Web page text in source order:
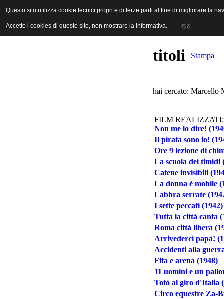
ANICA | Associazione Nazionale Industrie Cinematografiche
titoli | Stampa |
hai cercato: Marcello
FILM REALIZZATI:
Non me lo dire!
Il pirata sono io!
Ore 9 lezione di
La scuola dei timidi
Catene invisibili
La donna è mobile
Labbra serrate
I sette peccati (1942)
Tutta la città canta
Roma città libera
Arrivederci papà!
Accidenti alla
Fifa e arena (1948)
11 uomini e un
Totò al giro d'Italia
Circo equestre Za-
Questo sito utilizza cookie tecnici propri e di terze parti al fine di migliorare la
Accetto i cookies di questo sito, non mostrare la informativa. OK
Questo sito utilizza cookie tecnici propri e di terze parti al fine di migliorare la
Accetto i cookies di questo sito, non mostrare la informativa. OK